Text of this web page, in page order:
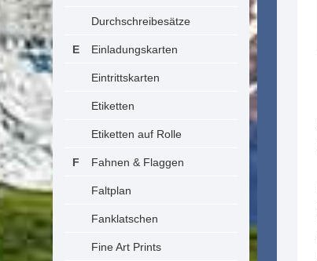
Durchschreibesätze
Einladungskarten
Eintrittskarten
Etiketten
Etiketten auf Rolle
Fahnen & Flaggen
Faltplan
Fanklatschen
Fine Art Prints